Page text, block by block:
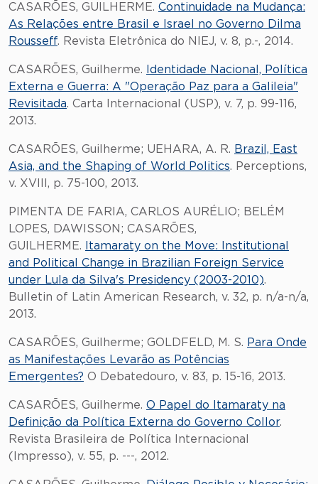
CASARÕES, GUILHERME. Continuidade na Mudança:
As Relações entre Brasil e Israel no Governo Dilma
Rousseff. Revista Eletrônica do NIEJ, v. 8, p.-, 2014.
CASARÕES, Guilherme.
Identidade Nacional, Política
Externa e Guerra: A "Operação Paz para a Galileia"
Revisitada. Carta Internacional (USP), v. 7, p. 99-116,
2013.
CASARÕES, Guilherme; UEHARA, A. R. Brazil, East
Asia, and the Shaping of World Politics. Perceptions,
v. XVIII, p. 75-100, 2013.
PIMENTA DE FARIA, CARLOS AURÉLIO; BELÉM
LOPES, DAWISSON; CASARÕES,
GUILHERME.
Itamaraty on the Move: Institutional
and Political Change in Brazilian Foreign Service
under Lula da Silva's Presidency (2003-2010).
Bulletin of Latin American Research, v. 32, p. n/a-n/a,
2013.
CASARÕES, Guilherme; GOLDFELD, M. S. Para Onde
as Manifestações Levarão as Potências
Emergentes? O Debatedouro, v. 83, p. 15-16, 2013.
CASARÕES, Guilherme. O Papel do Itamaraty na
Definição da Política Externa do Governo Collor.
Revista Brasileira de Política Internacional
(Impresso), v. 55, p. ---, 2012.